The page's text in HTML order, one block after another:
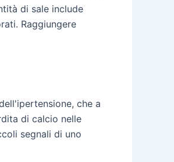
di sale include
Raggiungere
che a
di calcio nelle
segnali di uno